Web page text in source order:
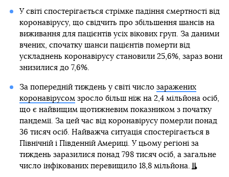
У світі спостерігається стрімке падіння смертності від
коронавірусу, що свідчить про збільшення шансів на
виживання для пацієнтів усіх вікових груп. За даними
вчених, спочатку шанси пацієнтів померти від
ускладнень коронавірусу становили 25,6%, зараз вони
знизилися до 7,6%.
За попередній тиждень у світі число заражених
коронавірусом зросло більш ніж на 2,4 мільйона осіб,
що є найвищим щотижневим показником з початку
пандемії. За цей час від коронавірусу померли понад
36 тисяч осіб. Найважча ситуація спостерігається в
Північній і Південній Америці. У цьому регіоні за
тиждень заразилися понад 798 тисяч осіб, а загальне
число інфікованих перевищило 18,8 мільйона.